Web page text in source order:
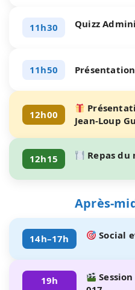
11h30 Quizz
11h50
12h00
Jean-Loup
12h15 Repas du
Après-
14h–17h Social
19h